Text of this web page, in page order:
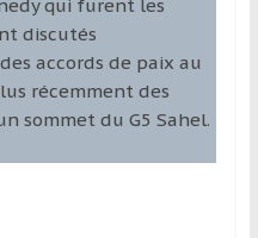
qui furent les
discutés
accords de paix au
récemment des
sommet du G5 Sahel.